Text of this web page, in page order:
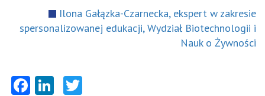
Ilona Gałązka-Czarnecka, ekspert w zakresie
spersonalizowanej edukacji, Wydział Biotechnologii i
Nauk o Żywności
Facebook
LinkedIn